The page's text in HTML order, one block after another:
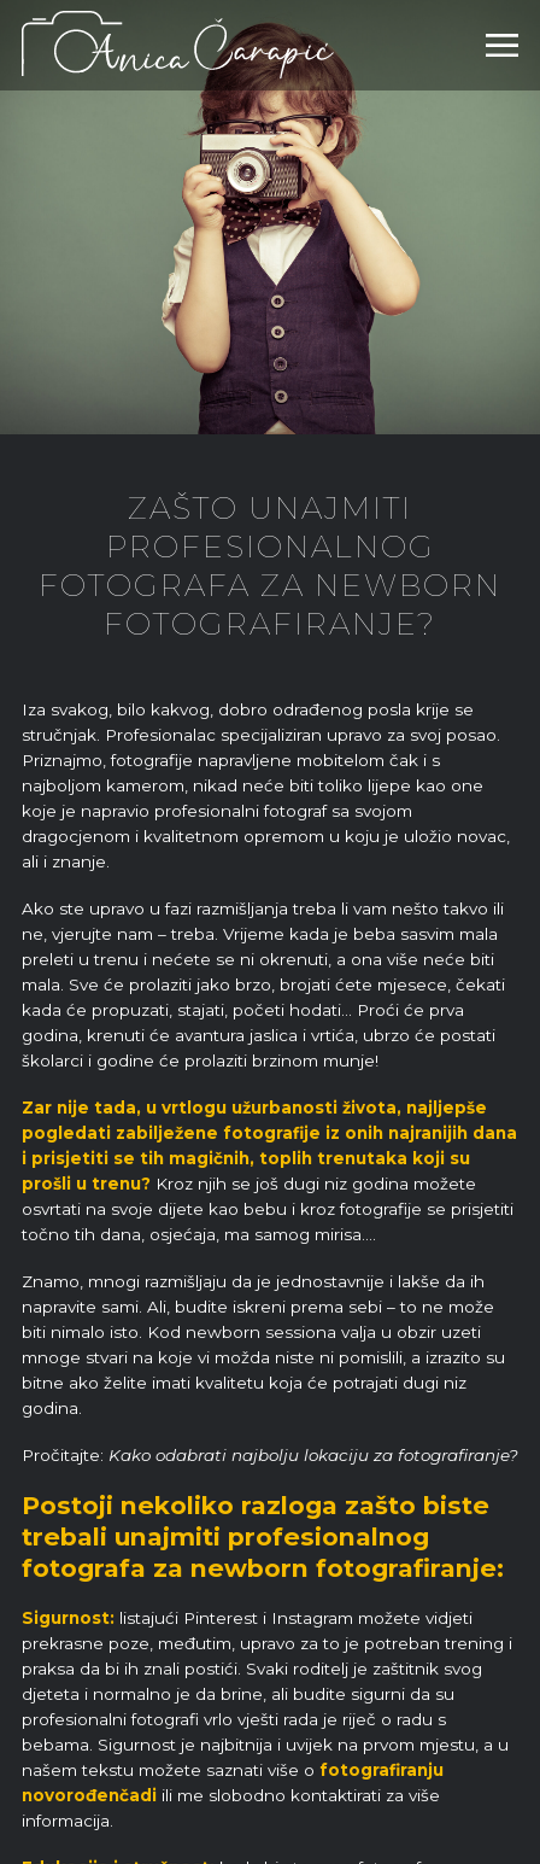
ZAŠTO UNAJMITI
PROFESIONALNOG
FOTOGRAFA ZA NEWBORN
FOTOGRAFIRANJE?
Iza svakog, bilo kakvog, dobro odrađenog posla krije se
stručnjak. Profesionalac specijaliziran upravo za svoj posao.
Priznajmo, fotografije napravljene mobitelom čak i s
najboljom kamerom, nikad neće biti toliko lijepe kao one
koje je napravio profesionalni fotograf sa svojom
dragocjenom i kvalitetnom opremom u koju je uložio novac,
ali i znanje.
Ako ste upravo u fazi razmišljanja treba li vam nešto takvo ili
ne, vjerujte nam – treba. Vrijeme kada je beba sasvim mala
preleti u trenu i nećete se ni okrenuti, a ona više neće biti
mala. Sve će prolaziti jako brzo, brojati ćete mjesece, čekati
kada će propuzati, stajati, početi hodati… Proći će prva
godina, krenuti će avantura jaslica i vrtića, ubrzo će postati
školarci i godine će prolaziti brzinom munje!
Zar nije tada, u vrtlogu užurbanosti života, najljepše
pogledati zabilježene fotografije iz onih najranijih dana
i prisjetiti se tih magičnih, toplih trenutaka koji su
prošli u trenu? Kroz njih se još dugi niz godina možete
osvrtati na svoje dijete kao bebu i kroz fotografije se prisjetiti
točno tih dana, osjećaja, ma samog mirisa….
Znamo, mnogi razmišljaju da je jednostavnije i lakše da ih
napravite sami. Ali, budite iskreni prema sebi – to ne može
biti nimalo isto. Kod newborn sessiona valja u obzir uzeti
mnoge stvari na koje vi možda niste ni pomislili, a izrazito su
bitne ako želite imati kvalitetu koja će potrajati dugi niz
godina.
Pročitajte: Kako odabrati najbolju lokaciju za fotografiranje?
Postoji nekoliko razloga zašto biste
trebali unajmiti profesionalnog
fotografa za newborn fotografiranje:
Sigurnost: listajući Pinterest i Instagram možete vidjeti
prekrasne poze, međutim, upravo za to je potreban trening i
praksa da bi ih znali postići. Svaki roditelj je zaštitnik svog
djeteta i normalno je da brine, ali budite sigurni da su
profesionalni fotografi vrlo vješti rada je riječ o radu s
bebama. Sigurnost je najbitnija i uvijek na prvom mjestu, a u
našem tekstu možete saznati više o fotografiranju
novorođenčadi ili me slobodno kontaktirati za više
informacija.